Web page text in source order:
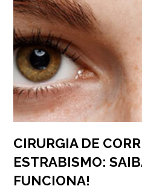
CIRURGIA DE
ESTRABISMO:
FUNCIONA!